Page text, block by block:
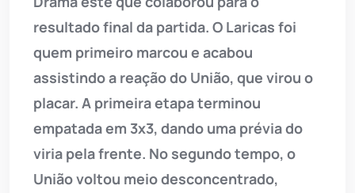
resultado final da partida. O Laricas foi
quem primeiro marcou e acabou
assistindo a reação do União, que virou o
placar. A primeira etapa terminou
empatada em 3x3, dando uma prévia do
viria pela frente. No segundo tempo, o
União voltou meio desconcentrado,